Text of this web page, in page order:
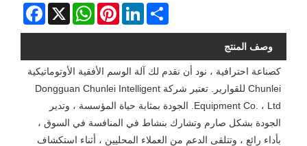
Facebook X
WhatsAppPinterestLinkedInShare
وصف المنتج
كصناعة احترافية ، نود أن نقدم لك آلة الوسم الأفقية الأوتوماتيكية
Chunlei للقوارير. تعتبر شركة Dongguan Chunlei Intelligent
Equipment Co. ، Ltd. الجودة بمثابة حياة المؤسسة ، وتدير
الجودة بشكل صارم وتشارك بنشاط في المنافسة في السوق ،
بأداء رائع ، وتتلقى الدعم من العملاء المحليين ، أثناء استكشاف